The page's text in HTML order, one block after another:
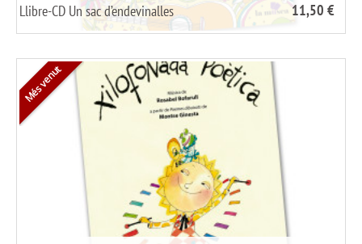
Llibre-CD Un sac d’endevinalles 11,50 €
/share it
Més venut